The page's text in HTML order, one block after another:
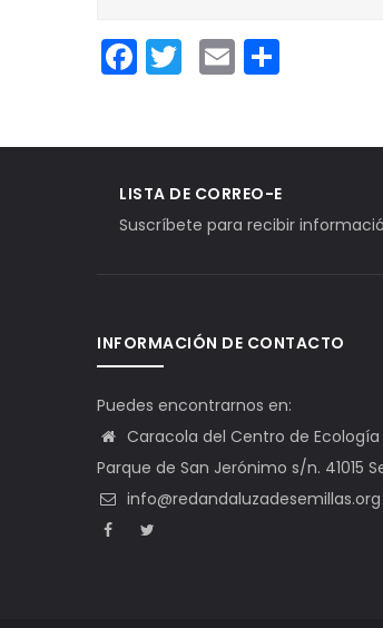
Facebook
Twitter
Email
LISTA DE CORREO-E
Suscríbete para recibir
INFORMACIÓN DE CONTACTO
Puedes encontrarnos en:
Caracola del Centro de Ecología
Parque de San Jerónimo s/n. 41015
info@redandaluzadesemillas.org